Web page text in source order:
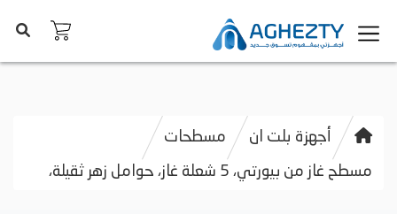
أجهزة بلت ان مسطحات
مسطح غاز من بيورتي، 5 شعلة غاز، حوامل زهر ثقيلة،